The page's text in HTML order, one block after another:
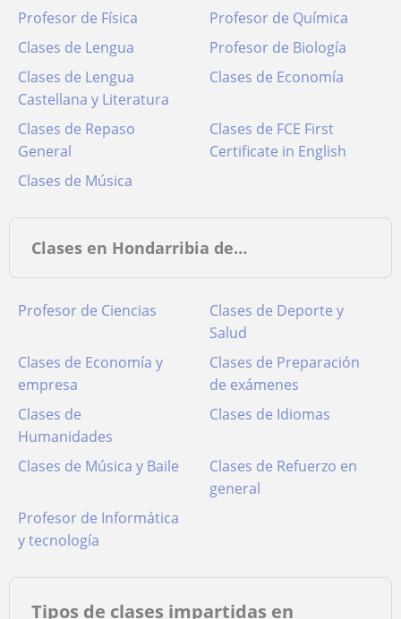
Profesor de Física
Profesor de Química
Clases de Lengua
Profesor de Biología
Clases de Lengua
Castellana y Literatura
Clases de Economía
Clases de Repaso
General
Clases de FCE First
Certificate in English
Clases de Música
Clases en Hondarribia de…
Profesor de Ciencias
Clases de Deporte y
Salud
Clases de Economía y
empresa
Clases de Preparación
de exámenes
Clases de
Humanidades
Clases de Idiomas
Clases de Música y Baile
Clases de Refuerzo en
general
Profesor de Informática
y tecnología
Tipos de clases impartidas en